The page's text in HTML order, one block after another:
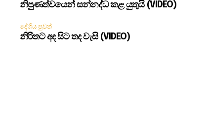
නිපුණත්වයෙන් සන්නද්ධ කළ යුතුයි (VIDEO)
දේශීය පුවත්
නිරිතට අද සිට තද වැසි (VIDEO)